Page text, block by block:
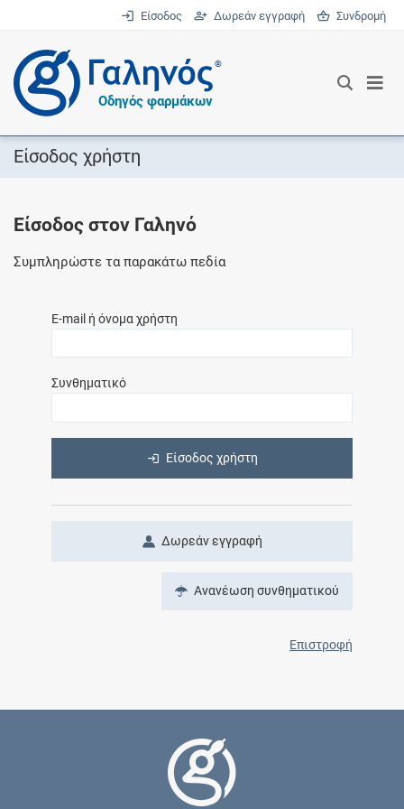
Είσοδος Δωρεάν εγγραφή Συνδρομή
®
Οδηγός φαρμάκων
Είσοδος χρήστη
Είσοδος στον Γαληνό
Συμπληρώστε τα παρακάτω πεδία
E-mail ή όνομα χρήστη
Συνθηματικό
Είσοδος χρήστη
Δωρεάν εγγραφή
Ανανέωση συνθηματικού
Επιστροφή